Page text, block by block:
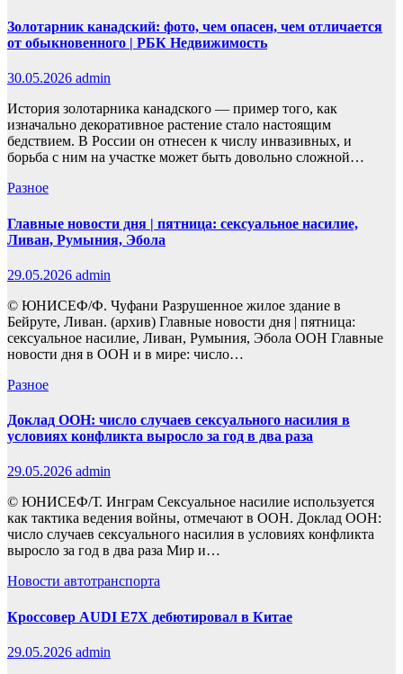
Золотарник канадский: фото, чем опасен, чем отличается
от обыкновенного | РБК Недвижимость
30.05.2026 admin
История золотарника канадского — пример того, как
изначально декоративное растение стало настоящим
бедствием. В России он отнесен к числу инвазивных, и
борьба с ним на участке может быть довольно сложной…
Разное
Главные новости дня | пятница: сексуальное насилие,
Ливан, Румыния, Эбола
29.05.2026 admin
© ЮНИСЕФ/Ф. Чуфани Разрушенное жилое здание в
Бейруте, Ливан. (архив) Главные новости дня | пятница:
сексуальное насилие, Ливан, Румыния, Эбола ООН Главные
новости дня в ООН и в мире: число…
Разное
Доклад ООН: число случаев сексуального насилия в
условиях конфликта выросло за год в два раза
29.05.2026 admin
© ЮНИСЕФ/Т. Инграм Сексуальное насилие используется
как тактика ведения войны, отмечают в ООН. Доклад ООН:
число случаев сексуального насилия в условиях конфликта
выросло за год в два раза Мир и…
Новости автотранспорта
Кроссовер AUDI E7X дебютировал в Китае
29.05.2026 admin